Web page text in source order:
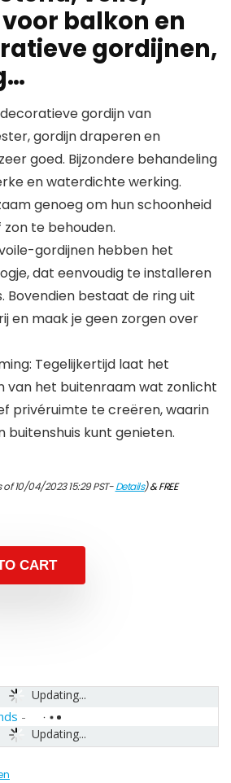
balkon en
gordijnen,
gordijn van
gordijn draperen en
goed. Bijzondere behandeling
en waterdichte werking.
genoeg om hun schoonheid
te behouden.
gordijnen hebben het
dat eenvoudig te installeren
Bovendien bestaat de ring uit
en maak je geen zorgen over
Tegelijkertijd laat het
van het buitenraam wat zonlicht
privéruimte te creëren, waarin
buitenshuis kunt genieten.
10/04/2023 15:29 PST-Details)&FREE
CART
Updating...
Updating...
-